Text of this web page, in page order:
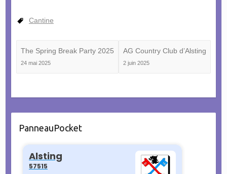
Cantine
The Spring Break Party 2025
24 mai 2025
AG Country Club d’Alsting
2 juin 2025
PanneauPocket